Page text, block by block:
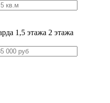
1,5 этажа 2 этажа